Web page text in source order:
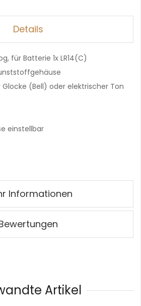
Details
für Batterie 1x LR14(C)
(Bell) oder elektrischer Ton
einstellbar
Informationen
Artikel